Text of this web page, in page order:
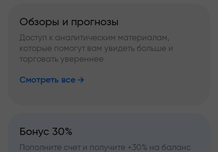
Обзоры и прогнозы
Доступ к аналитическим материалам,
которые помогут вам увидеть больше и
торговать увереннее
Смотреть все
Бонус 30%
Пополните счет и получите +30% на баланс